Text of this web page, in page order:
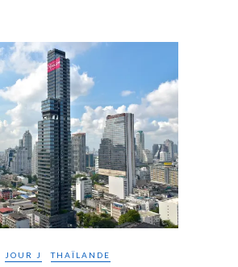
JOUR J THAÏLANDE